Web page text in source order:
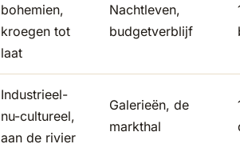
bohemien,
kroegen tot
laat
Nachtleven,
budgetverblijf
Industrieel-
nu-cultureel,
aan de rivier
Galerieën, de
markthal